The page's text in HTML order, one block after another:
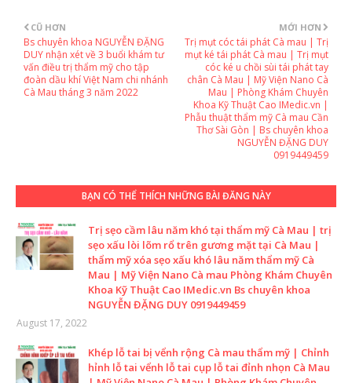
MỚI HƠN
Trị mụt cóc tái phát Cà mau | Trị
mụt ké tái phát Cà mau | Trị mụt
cóc ké u chồi sùi tái phát tay
chân Cà Mau | Mỹ Viện Nano Cà
Mau | Phòng Khám Chuyên
Khoa Kỹ Thuật Cao IMedic.vn |
Phẫu thuật thẩm mỹ Cà mau Cần
Thơ Sài Gòn | Bs chuyên khoa
NGUYỄN ĐẶNG DUY
0919449459
CŨ HƠN
Bs chuyên khoa NGUYỄN ĐẶNG
DUY nhận xét về 3 buổi khám tư
vấn điều trị thẩm mỹ cho tập
đoàn dầu khí Việt Nam chi nhánh
Cà Mau tháng 3 năm 2022
BẠN CÓ THỂ THÍCH NHỮNG BÀI ĐĂNG NÀY
Trị sẹo cầm lâu năm khó tại thẩm mỹ Cà Mau | trị
sẹo xấu lòi lõm rổ trên gương mặt tại Cà Mau |
thẩm mỹ xóa sẹo xấu khó lâu năm thẩm mỹ Cà
Mau | Mỹ Viện Nano Cà mau Phòng Khám Chuyên
Khoa Kỹ Thuật Cao IMedic.vn Bs chuyên khoa
NGUYỄN ĐẶNG DUY 0919449459
August 17, 2022
Khép lỗ tai bị vểnh rộng Cà mau thẩm mỹ | Chỉnh
hỉnh lỗ tai vểnh lỗ tai cụp lỗ tai đỉnh nhọn Cà Mau